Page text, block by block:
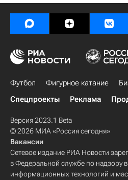
Футбол Фигурное катание
Спецпроекты
Реклама
Версия 2023.1 Beta
© 2026 МИА «Россия сегодня»
Вакансии
Сетевое издание РИА Новости
в Федеральной службе по надзору
информационных технологий и